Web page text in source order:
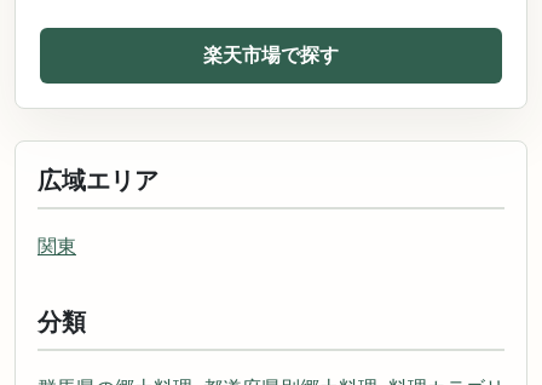
楽天市場で探す
広域エリア
関東
分類